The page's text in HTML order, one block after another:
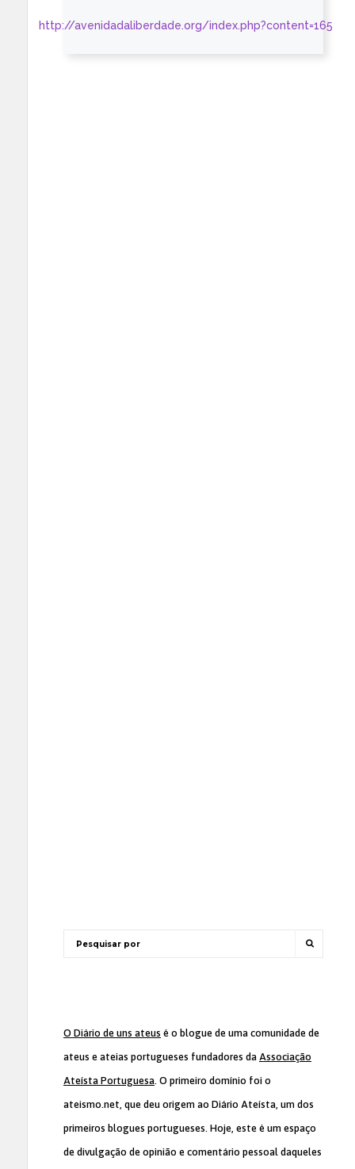
http://avenidadaliberdade.org/index.php?content=165
O Diário de uns ateus é o blogue de uma comunidade de
ateus e ateias portugueses fundadores da Associação
Ateísta Portuguesa. O primeiro domínio foi o
ateismo.net, que deu origem ao Diário Ateísta, um dos
primeiros blogues portugueses. Hoje, este é um espaço
de divulgação de opinião e comentário pessoal daqueles